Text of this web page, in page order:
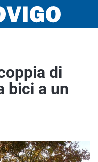
di
bici a un